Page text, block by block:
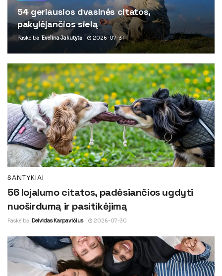
54 geriausios dvasinės citatos,
pakylėjančios sielą
Paskelbė Evelina Jakutytė 2026-07-31
SANTYKIAI
56 lojalumo citatos, padėsiančios ugdyti
nuoširdumą ir pasitikėjimą
Paskelbė Deividas Karpavičius 2026-07-30